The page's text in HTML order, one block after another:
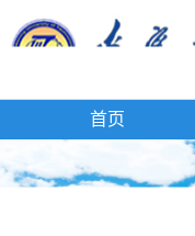
首页